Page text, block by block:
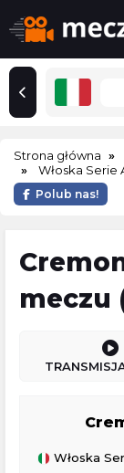
Strona główna
Włoska Serie
Polub nas!
meczu
Włoska